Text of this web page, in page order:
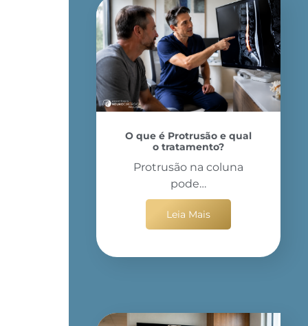
O que é Protrusão e qual
o tratamento?
Protrusão na coluna
pode…
Leia Mais